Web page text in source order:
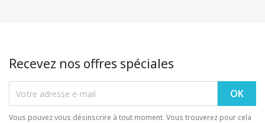
Recevez nos offres spéciales
Vous pouvez vous désinscrire à tout moment. Vous trouverez pour cela